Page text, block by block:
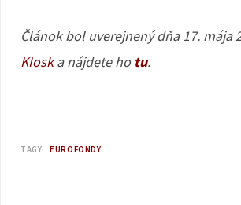
Článok bol uverejnený dňa 17. mája
KIoska nájdete ho tu.
TAGY: EUROFONDY